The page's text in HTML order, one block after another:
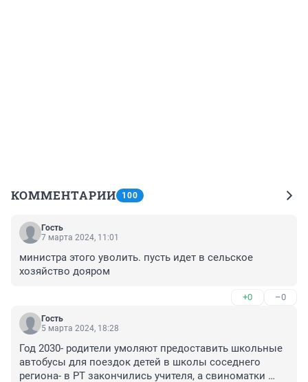
КОММЕНТАРИИ 100
Гость
7 марта 2024, 11:01
министра этого уволить. пусть идет в сельское
хозяйство дояром
+0 –0
Гость
5 марта 2024, 18:28
Год 2030- родители умоляют предоставить школьные
автобусы для поездок детей в школы соседнего
региона- в РТ закончились учителя, а свиноматки